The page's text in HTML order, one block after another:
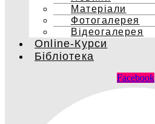
Матеріали
Фотогалерея
Відеогалерея
Online-Курси
Бібліотека
Facebook